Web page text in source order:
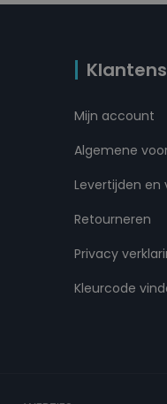
Mijn account
Algemene
Levertijden en
Retourneren
Privacy
Kleurcode